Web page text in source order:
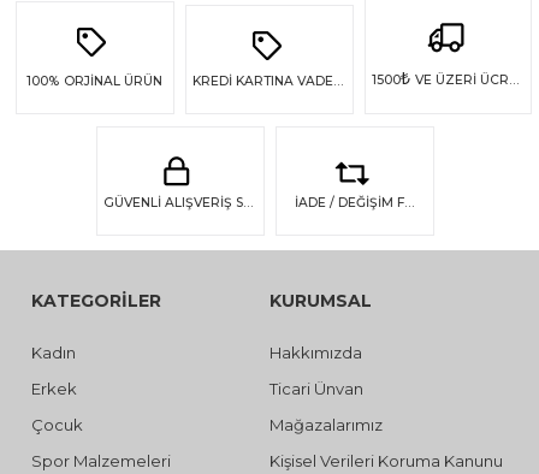
100% ORJİNAL ÜRÜN 1500₺ VE ÜZERİ ÜCRETSİZ KARGO
GÜVENLİ ALIŞVERİŞ SSL GÜVENLİĞİ İADE / DEĞİŞİM FIRSATI
KATEGORİLER
Kadın
Erkek
Çocuk
Spor Malzemeleri
KURUMSAL
Hakkımızda
Ticari Ünvan
Mağazalarımız
Kişisel Verileri Koruma Kanunu